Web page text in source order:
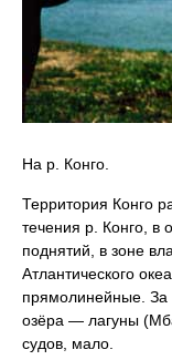
На р. Конго.
Территория Конго
течения р. Конго, в
поднятий, в зоне
Атлантического
прямолинейные.
озёра — лагуны
судов, мало.